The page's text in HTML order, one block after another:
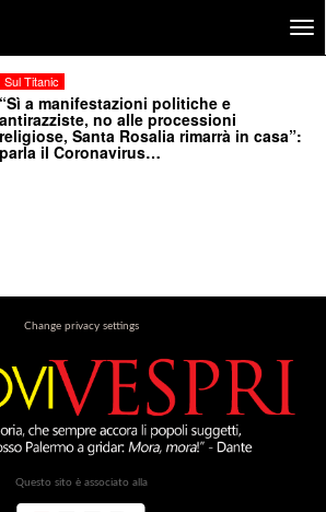
Sul Titanic
“Sì a manifestazioni politiche e
antirazziste, no alle processioni
religiose, Santa Rosalia rimarrà in casa”:
parla il Coronavirus…
Change privacy settings
Questo sito è associato alla